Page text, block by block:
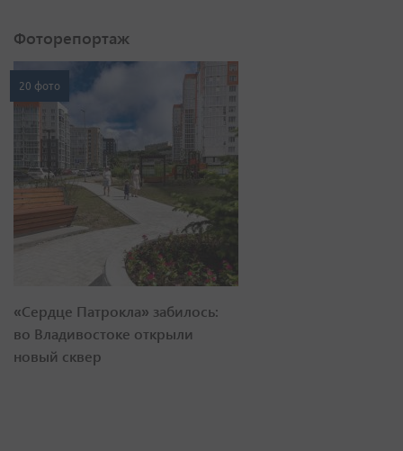
Фоторепортаж
20 фото
«Сердце Патрокла» забилось:
во Владивостоке открыли
новый сквер